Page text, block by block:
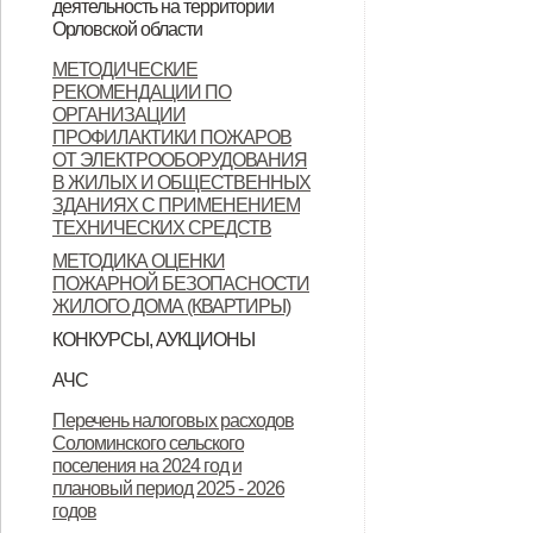
Орловской области
деятельность на территории
Орловской области
Контактные данные операторов
связи, осуществляющих
деятельность на территории
Орловской области
МЕТОДИЧЕСКИЕ
РЕКОМЕНДАЦИИ ПО
ОРГАНИЗАЦИИ
ПРОФИЛАКТИКИ ПОЖАРОВ
ОТ ЭЛЕКТРООБОРУДОВАНИЯ
В ЖИЛЫХ И ОБЩЕСТВЕННЫХ
ЗДАНИЯХ С ПРИМЕНЕНИЕМ
ТЕХНИЧЕСКИХ СРЕДСТВ
МЕТОДИКА ОЦЕНКИ
ПОЖАРНОЙ БЕЗОПАСНОСТИ
ЖИЛОГО ДОМА (КВАРТИРЫ)
КОНКУРСЫ, АУКЦИОНЫ
Продажа земельных участков
АЧС
области от 23.11.2022 года № 674
"Об установлении
ограничительных мероприятий
области от 28.11.2022 года № 683
"О внесении изменений в Указ
Губернатора Орловской области
области от 28.11.2022 года № 684
"Об установлении
ограничительных мероприятий
Перечень налоговых расходов
Соломинского сельского
поселения на 2024 год и
плановый период 2025 - 2026
годов